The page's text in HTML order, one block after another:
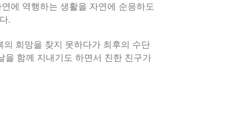
에 역행하는 생활을 자연에 순응하도
.
희망을 찾지 못하다가 최후의 수단
을 함께 지내기도 하면서 친한 친구가